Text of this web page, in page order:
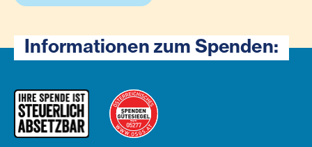
Informationen zum Spenden: